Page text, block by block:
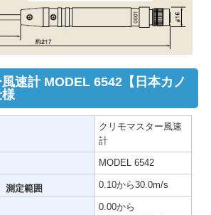
速計 MODEL 6542【日本カノ
クリモマスター風速
計
MODEL 6542
測定範囲 0.10から30.0m/s
0.00から